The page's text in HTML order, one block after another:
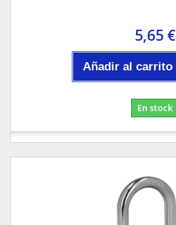
5,65 €
Añadir al carrito
En stock